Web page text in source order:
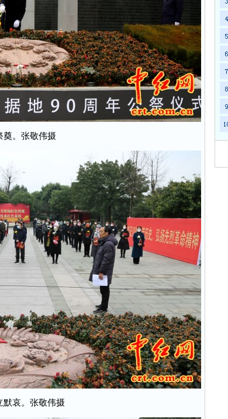
奠。张敬伟摄
默哀。张敬伟摄